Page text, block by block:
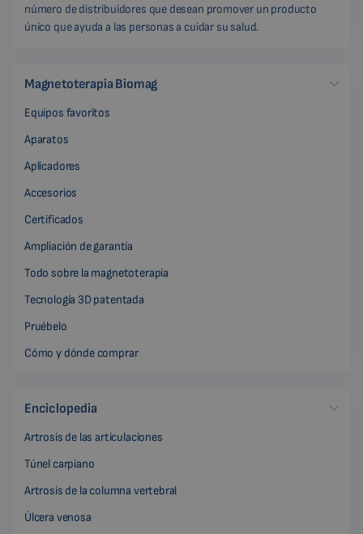
número de distribuidores que desean promover un producto
único que ayuda a las personas a cuidar su salud.
Magnetoterapia Biomag
Equipos favoritos
Aparatos
Aplicadores
Accesorios
Certificados
Ampliación de garantía
Todo sobre la magnetoterapia
Tecnología 3D patentada
Pruébelo
Cómo y dónde comprar
Enciclopedia
Artrosis de las articulaciones
Túnel carpiano
Artrosis de la columna vertebral
Úlcera venosa